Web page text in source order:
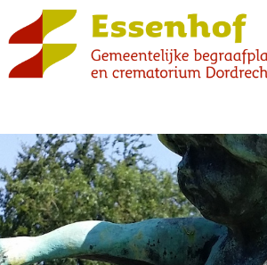
Spring
naar
inhoud